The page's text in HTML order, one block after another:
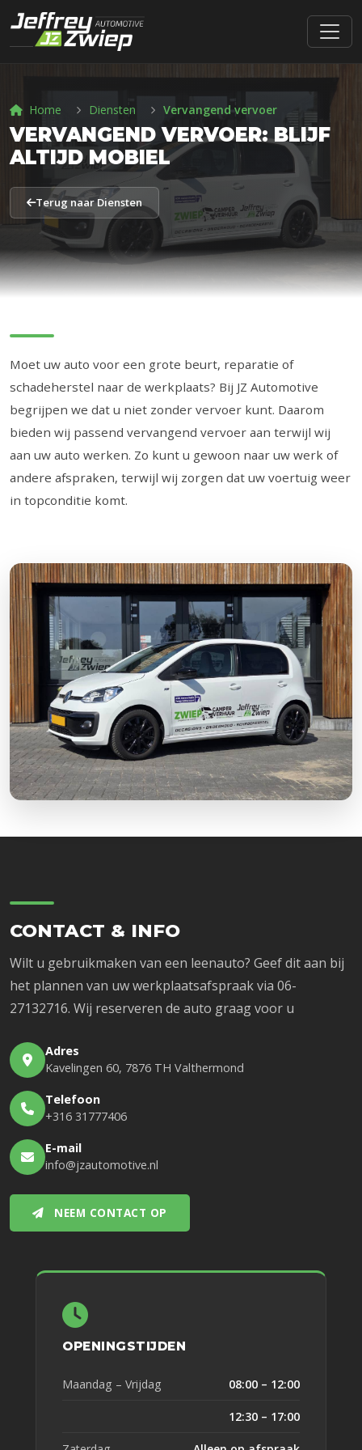
Home Diensten Vervangend vervoer
VERVANGEND VERVOER: BLIJF
ALTIJD MOBIEL
Terug naar Diensten
Moet uw auto voor een grote beurt, reparatie of
schadeherstel naar de werkplaats? Bij JZ Automotive
begrijpen we dat u niet zonder vervoer kunt. Daarom
bieden wij passend vervangend vervoer aan terwijl wij
aan uw auto werken. Zo kunt u gewoon naar uw werk of
andere afspraken, terwijl wij zorgen dat uw voertuig weer
in topconditie komt.
CONTACT & INFO
Wilt u gebruikmaken van een leenauto? Geef dit aan bij
het plannen van uw werkplaatsafspraak via 06-
27132716. Wij reserveren de auto graag voor u
Adres
Kavelingen 60, 7876 TH Valthermond
Telefoon
+316 31777406
E-mail
info@jzautomotive.nl
NEEM CONTACT OP
OPENINGSTIJDEN
Maandag – Vrijdag 08:00 – 12:00
12:30 – 17:00